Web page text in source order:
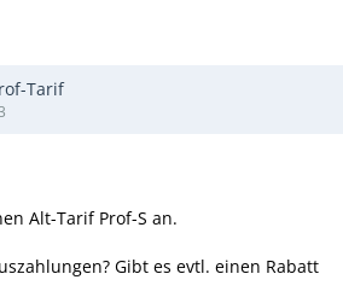
Tarif
Alt-Tarif Prof-S an.
Gibt es evtl. einen Rabatt